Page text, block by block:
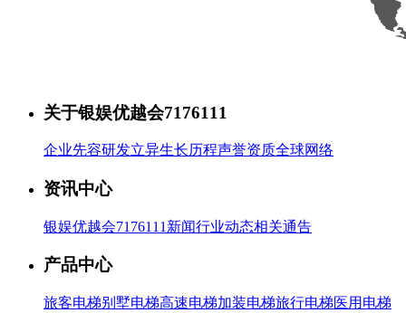
关于银娱优越会7176111
企业先容研发立异生长历程声誉资质全球网络
资讯中心
银娱优越会7176111新闻行业动态相关通告
产品中心
旅客电梯别墅电梯高速电梯加装电梯旅行电梯医用电梯